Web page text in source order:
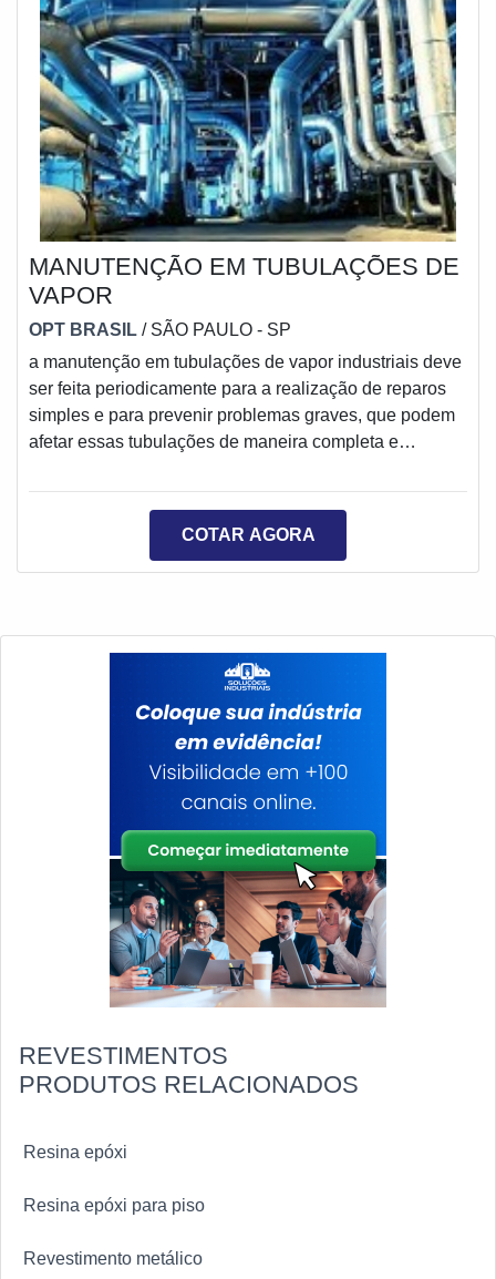
MANUTENÇÃO EM TUBULAÇÕES DE
VAPOR
OPT BRASIL / SÃO PAULO - SP
a manutenção em tubulações de vapor industriais deve
ser feita periodicamente para a realização de reparos
simples e para prevenir problemas graves, que podem
afetar essas tubulações de maneira completa e
diversos fatores, que podem resultar em problemas,
de instabilidade em um sistema de tubulação.
COTAR AGORA
REVESTIMENTOS
PRODUTOS RELACIONADOS
Resina epóxi
Resina epóxi para piso
Revestimento metálico